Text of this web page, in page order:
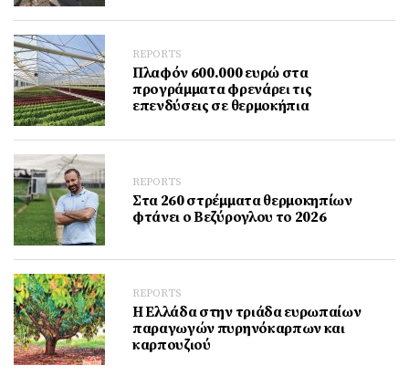
REPORTS
Πλαφόν 600.000 ευρώ στα
προγράμματα φρενάρει τις
επενδύσεις σε θερμοκήπια
REPORTS
Στα 260 στρέμματα θερμοκηπίων
φτάνει ο Βεζύρογλου το 2026
REPORTS
Η Ελλάδα στην τριάδα ευρωπαίων
παραγωγών πυρηνόκαρπων και
καρπουζιού